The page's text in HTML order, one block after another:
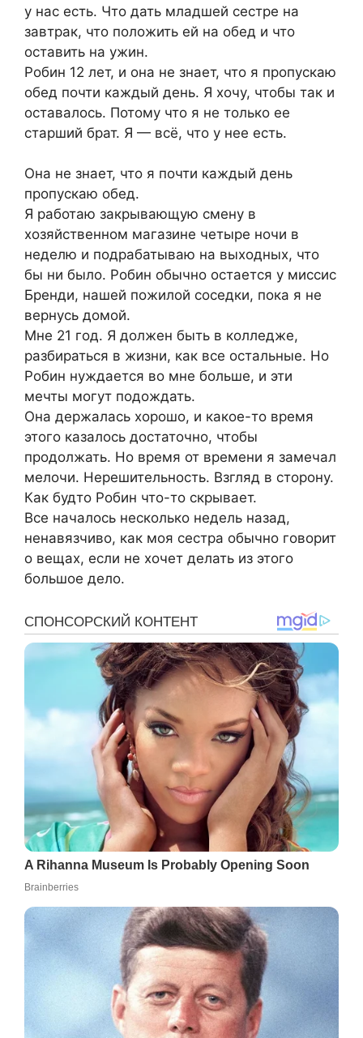
у нас есть. Что дать младшей сестре на
завтрак, что положить ей на обед и что
оставить на ужин.
Робин 12 лет, и она не знает, что я пропускаю
обед почти каждый день. Я хочу, чтобы так и
оставалось. Потому что я не только ее
старший брат. Я — всё, что у нее есть.
Она не знает, что я почти каждый день
пропускаю обед.
Я работаю закрывающую смену в
хозяйственном магазине четыре ночи в
неделю и подрабатываю на выходных, что
бы ни было. Робин обычно остается у миссис
Бренди, нашей пожилой соседки, пока я не
вернусь домой.
Мне 21 год. Я должен быть в колледже,
разбираться в жизни, как все остальные. Но
Робин нуждается во мне больше, и эти
мечты могут подождать.
Она держалась хорошо, и какое-то время
этого казалось достаточно, чтобы
продолжать. Но время от времени я замечал
мелочи. Нерешительность. Взгляд в сторону.
Как будто Робин что-то скрывает.
Все началось несколько недель назад,
ненавязчиво, как моя сестра обычно говорит
о вещах, если не хочет делать из этого
большое дело.